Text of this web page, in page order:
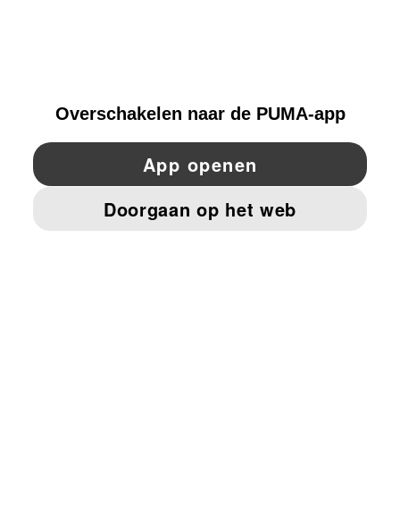
YouTube Twitter
BEDRIJFSGEGEVENS EN JURIDISCHE GEGEVENS